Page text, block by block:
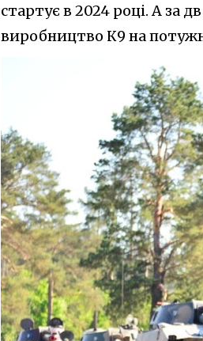
стартує в 2024 році. А за
виробництво К9 на